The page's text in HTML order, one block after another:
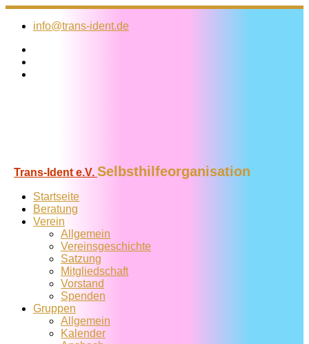
Zum
Inhalt
info@trans-ident.de
Trans-Ident e.V. Selbsthilfeorganisation
Startseite
Beratung
Verein
Allgemein
Vereins­geschichte
Satzung
Mitglied­schaft
Vorstand
Spenden
Gruppen
Allgemein
Kalender